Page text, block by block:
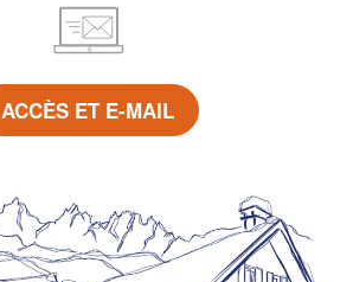
ACCÈS ET E-MAIL